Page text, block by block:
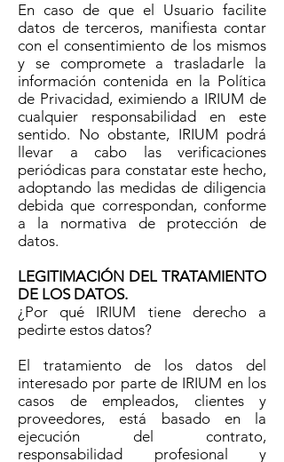
En caso de que el Usuario facilite
datos de terceros, manifiesta contar
con el consentimiento de los mismos
y se compromete a trasladarle la
información contenida en la Política
de Privacidad, eximiendo a IRIUM de
cualquier responsabilidad en este
sentido. No obstante, IRIUM podrá
llevar a cabo las verificaciones
periódicas para constatar este hecho,
adoptando las medidas de diligencia
debida que correspondan, conforme
a la normativa de protección de
datos.
LEGITIMACIÓN DEL TRATAMIENTO
DE LOS DATOS.
¿Por qué IRIUM tiene derecho a
pedirte estos datos?
El tratamiento de los datos del
interesado por parte de IRIUM en los
casos de empleados, clientes y
proveedores, está basado en la
ejecución del contrato,
responsabilidad profesional y